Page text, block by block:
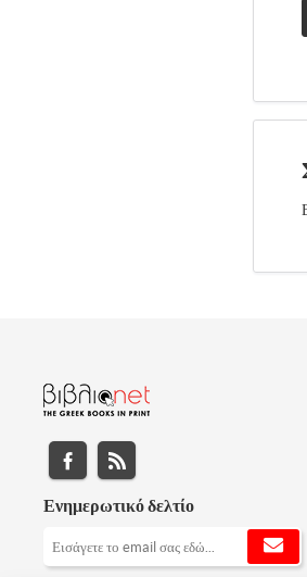
Ενημερωτικό δελτίο